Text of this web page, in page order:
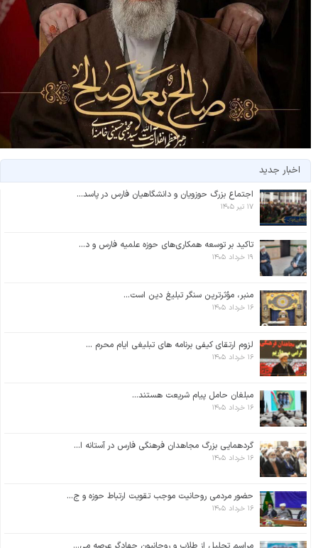
اخبار جدید
اجتماع بزرگ حوزویان و دانشگاهیان فارس در پاسد...
۱۷ تیر ۱۴۰۵
تاکید بر توسعه همکاری‌های حوزه علمیه فارس و د...
۱۹ خرداد ۱۴۰۵
منبر، مؤثرترین سنگر تبلیغ دین است...
۱۶ خرداد ۱۴۰۵
لزوم ارتقای کیفی برنامه های تبلیغی ایام محرم ...
۱۶ خرداد ۱۴۰۵
مبلغان حامل پیام شریعت هستند...
۱۶ خرداد ۱۴۰۵
گردهمایی بزرگ مجاهدان فرهنگی فارس در آستانه ا...
۱۶ خرداد ۱۴۰۵
حضور مردمی روحانیت موجب تقویت ارتباط حوزه و ج...
۱۶ خرداد ۱۴۰۵